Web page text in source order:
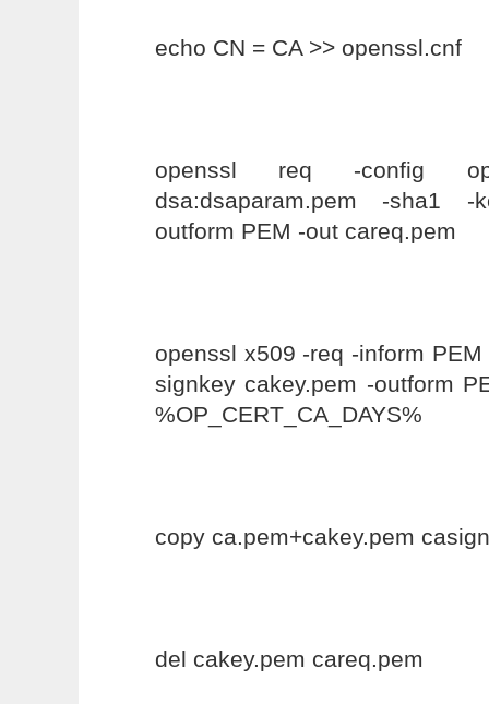
echo CN = CA >> openssl.cnf
openssl req -config
dsa:dsaparam.pem -sha1
outform PEM -out careq.pem
openssl x509 -req -inform
signkey cakey.pem -outform
%OP_CERT_CA_DAYS%
copy ca.pem+cakey.pem
del cakey.pem careq.pem